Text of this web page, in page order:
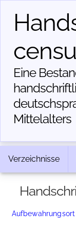
Eine
Mittelalters
Verzeichnisse
Aufbewahrungsort